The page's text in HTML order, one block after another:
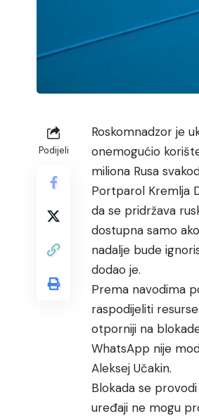
Podijeli
Roskomnadzor je
onemogućio
miliona Rusa
Portparol Kremlja
da se pridržava
dostupna samo
nadalje bude
dodao je.
Prema navodima
raspodijeliti
otporniji na
WhatsApp nije
Aleksej Učakin.
Blokada se
uređaji ne mogu